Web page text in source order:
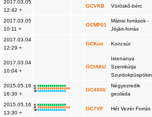
2017.03.05
12:42 +
GCVKB Vöröskő-bérc
2017.03.05
10:11 +
GCMF01
Mátrai források -
Jójárt-forrás
2017.03.04
12:29 +
GCKon Koncsúr
2017.03.04
10:04 +
GCIAKU
Istenanya
Szentkútja
Szurdokpüspökin
2015.05.16
16:30 +
K
R
W
GC4000
Négyezredik
geoláda
2015.05.16
13:30 +
K
R
W
GC7VF Hét Vezér Forrás